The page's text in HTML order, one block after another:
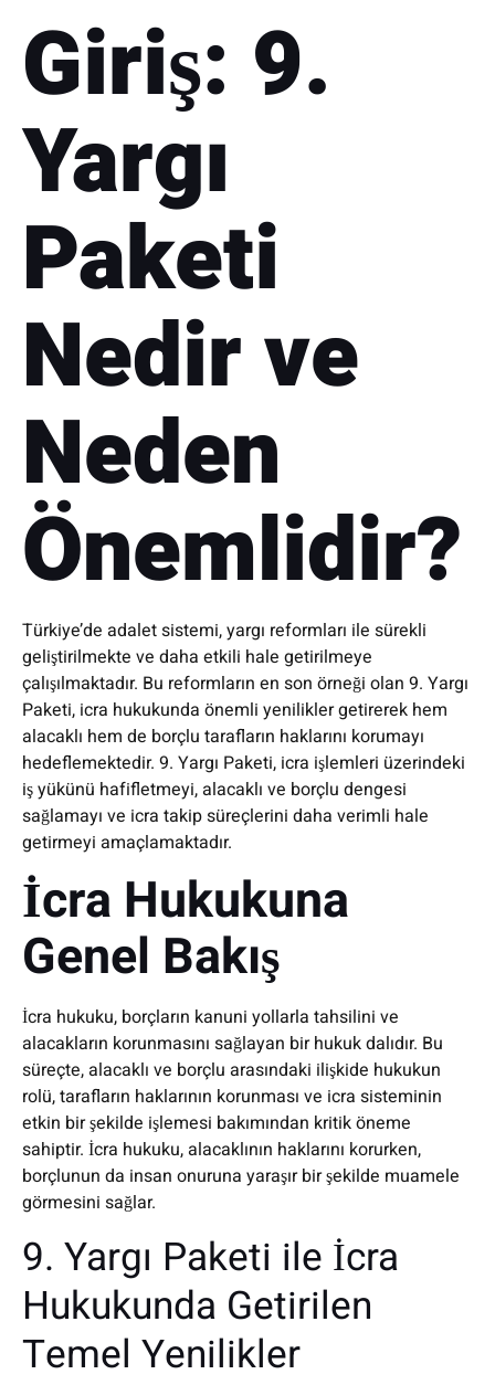
Giriş: 9.
Yargı
Paketi
Nedir ve
Neden
Önemlidir?
Türkiye’de adalet sistemi, yargı reformları ile sürekli
geliştirilmekte ve daha etkili hale getirilmeye
çalışılmaktadır. Bu reformların en son örneği olan 9. Yargı
Paketi, icra hukukunda önemli yenilikler getirerek hem
alacaklı hem de borçlu tarafların haklarını korumayı
hedeflemektedir. 9. Yargı Paketi, icra işlemleri üzerindeki
iş yükünü hafifletmeyi, alacaklı ve borçlu dengesi
sağlamayı ve icra takip süreçlerini daha verimli hale
getirmeyi amaçlamaktadır.
İcra Hukukuna
Genel Bakış
İcra hukuku, borçların kanuni yollarla tahsilini ve
alacakların korunmasını sağlayan bir hukuk dalıdır. Bu
süreçte, alacaklı ve borçlu arasındaki ilişkide hukukun
rolü, tarafların haklarının korunması ve icra sisteminin
etkin bir şekilde işlemesi bakımından kritik öneme
sahiptir. İcra hukuku, alacaklının haklarını korurken,
borçlunun da insan onuruna yaraşır bir şekilde muamele
görmesini sağlar.
9. Yargı Paketi ile İcra
Hukukunda Getirilen
Temel Yenilikler